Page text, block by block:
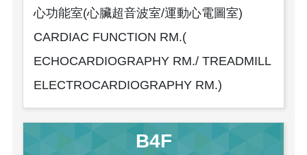
心功能室(心臟超音波室/運動心電圖室)
CARDIAC FUNCTION RM.(
ECHOCARDIOGRAPHY RM./ TREADMILL
ELECTROCARDIOGRAPHY RM.)
B4F